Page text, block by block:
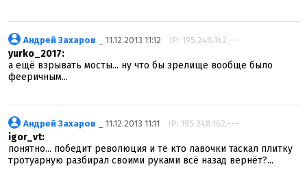
Андрей Захаров _ 11.12.2013 11:12 IP: 195.248.162.---
yurko_2017:
а ещё взрывать мосты... ну что бы зрелище вообще было
фееричным...
Андрей Захаров _ 11.12.2013 11:11 IP: 195.248.162.---
igor_vt:
понятно... победит революция и те кто лавочки таскал плитку
тротуарную разбирал своими руками всё назад вернёт?...